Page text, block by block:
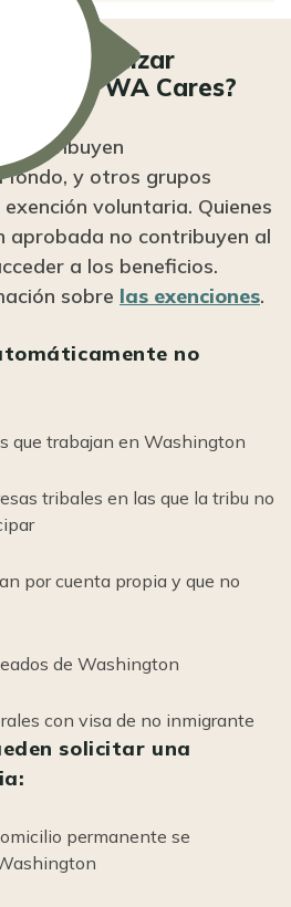
de realizar
Fondo WA Cares?
contribuyen
y otros grupos
voluntaria. Quienes
aprobada no contribuyen al
a los beneficios.
sobre las exenciones.
no
que trabajan en Washington
tribales en las que la tribu no
por cuenta propia y que no
de Washington
con visa de no inmigrante
solicitar una
permanente se